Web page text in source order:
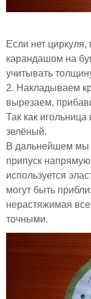
Если нет
карандашом на
учитывать
2. Накладываем
вырезаем,
Так как игольница
зелёный.
В дальнейшем мы
припуск
используется
могут быть
нерастяжимая
точными.